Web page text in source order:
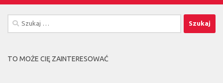
Szukaj:
TO MOŻE CIĘ ZAINTERESOWAĆ